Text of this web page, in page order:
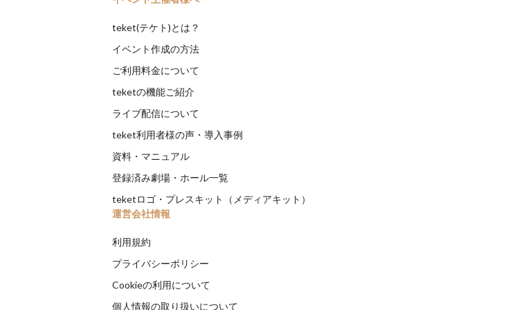
teket(テケト)とは？
イベント作成の方法
ご利用料金について
teketの機能ご紹介
ライブ配信について
teket利用者様の声・導入事例
資料・マニュアル
登録済み劇場・ホール一覧
teketロゴ・プレスキット（メディアキット）
運営会社情報
利用規約
プライバシーポリシー
Cookieの利用について
個人情報の取り扱いについて